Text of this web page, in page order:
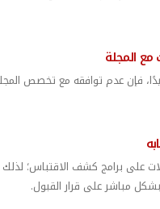
فإن عدم توافقه مع تخصص
على برامج كشف الاقتباس؛ لذلك
مباشر على قرار القبول.